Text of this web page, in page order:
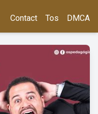
Contact Tos DMCA